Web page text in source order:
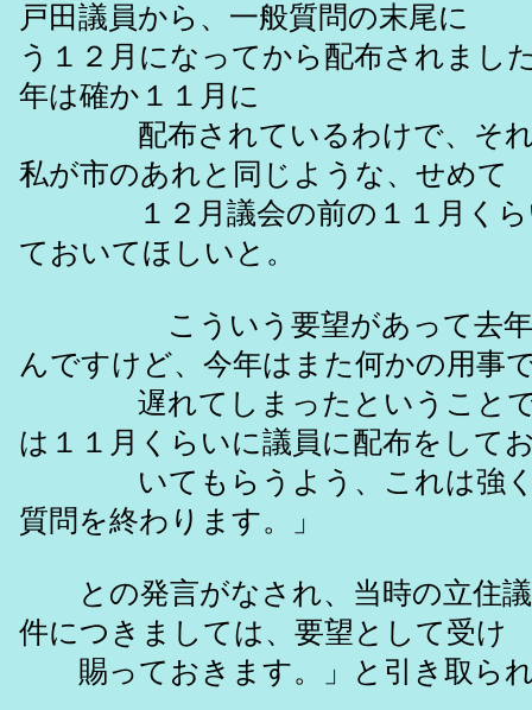
戸田議員から、一般質問の末尾
う１２月になってから配布されまし
年は確か１１月に
配布されているわけで、それ
私が市のあれと同じような、せめて
１２月議会の前の１１月くら
ておいてほしいと。
こういう要望があって去年
んですけど、今年はまた何かの用事
遅れてしまったということで
は１１月くらいに議員に配布をして
いてもらうよう、これは強く
質問を終わります。」
との発言がなされ、当時の立住議
件につきましては、要望として受け
賜っておきます。」と引き取ら